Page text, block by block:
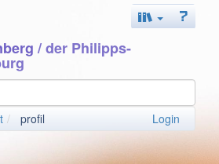
/ der Philipps-
profil Login